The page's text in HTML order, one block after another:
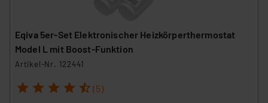
Eqiva 5er-Set Elektronischer Heizkörperthermostat
Model L mit Boost-Funktion
Artikel-Nr. 122441
1 2 3 4 5 (5)